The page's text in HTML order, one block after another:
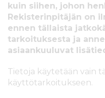
kuin siihen, johon
Rekisterinpitäjän on
ennen tällaista
tarkoituksesta ja
asiaankuuluvat
Tietoja käytetään vain
käyttötarkoitukseen.